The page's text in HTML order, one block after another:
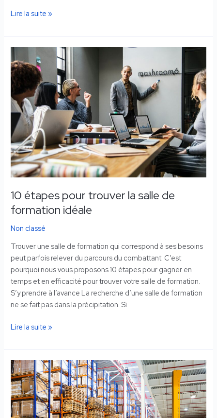
Lire la suite »
10 étapes pour trouver la salle de
formation idéale
Non classé
Trouver une salle de formation qui correspond à ses besoins
peut parfois relever du parcours du combattant. C’est
pourquoi nous vous proposons 10 étapes pour gagner en
temps et en efficacité pour trouver votre salle de formation.
S’y prendre à l’avance La recherche d’une salle de formation
ne se fait pas dans la précipitation. Si
étapes
pour
trouver
la
salle
de
formation
idéale
Lire la suite »
Delaplace.pro
:
une
solution
de